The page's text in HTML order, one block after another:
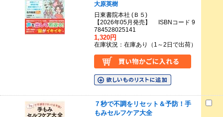
大原英樹
日東書院本社 (Ｂ５)
【2026年05月発売】 ISBNコード 9
784528025141
1,320円
在庫状況：在庫あり（1～2日で出荷）
７秒で不調をリセット＆予防！手
もみセルフケア大全